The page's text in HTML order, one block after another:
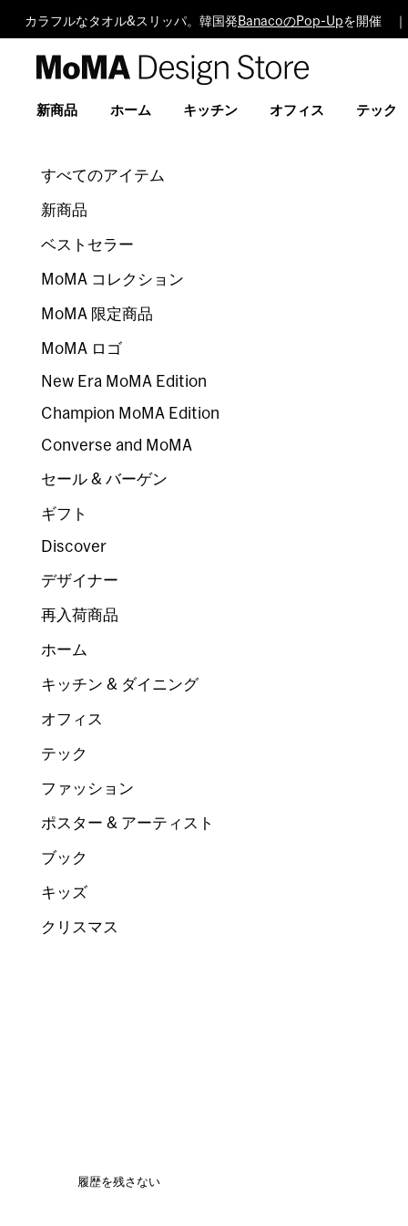
カラフルなタオル&スリッパ。韓国発 BanacoのPop-Upを開催
Design
新商品 ホーム キッチン オフィス テック
すべてのアイテム
新商品
ベストセラー
MoMA コレクション
MoMA 限定商品
MoMA ロゴ
New Era MoMA Edition
Champion MoMA Edition
Converse and MoMA
セール & バーゲン
ギフト
Discover
デザイナー
再入荷商品
ホーム
キッチン & ダイニング
オフィス
テック
ファッション
ポスター & アーティスト
ブック
キッズ
クリスマス
履歴を残さない